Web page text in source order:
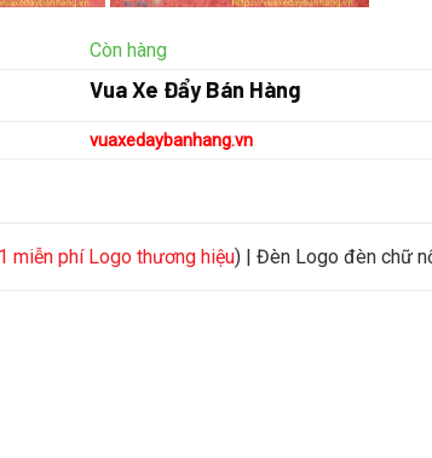
Còn hàng
Vua Xe Đẩy Bán Hàng
vuaxedaybanhang.vn
miễn phí Logo thương hiệu) | Đèn Logo đèn chữ